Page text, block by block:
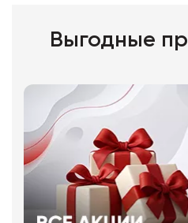
Выгодные